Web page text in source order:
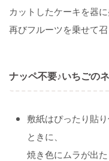
カットしたケーキを器に
再びフルーツを乗せて召
ナッペ不要♪いちごの
敷紙はぴったり貼
ときに、
焼き色にムラが出